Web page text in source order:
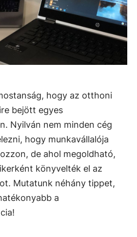
hogy az otthoni
bejött egyes
Nyilván nem minden cég
hogy munkavállalója
de ahol megoldható,
könyvelték el az
Mutatunk néhány tippet,
a